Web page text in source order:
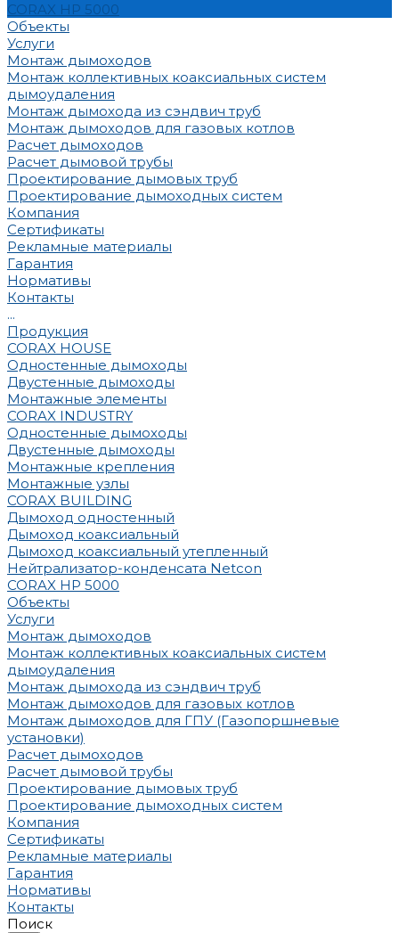
CORAX HP 5000
Объекты
Услуги
Монтаж дымоходов
Монтаж коллективных коаксиальных систем
дымоудаления
Монтаж дымохода из сэндвич труб
Монтаж дымоходов для газовых котлов
Расчет дымоходов
Расчет дымовой трубы
Проектирование дымовых труб
Проектирование дымоходных систем
Компания
Сертификаты
Рекламные материалы
Гарантия
Нормативы
Контакты
...
Продукция
CORAX HOUSE
Одностенные дымоходы
Двустенные дымоходы
Монтажные элементы
CORAX INDUSTRY
Одностенные дымоходы
Двустенные дымоходы
Монтажные крепления
Монтажные узлы
CORAX BUILDING
Дымоход одностенный
Дымоход коаксиальный
Дымоход коаксиальный утепленный
Нейтрализатор-конденсата Netcon
CORAX HP 5000
Объекты
Услуги
Монтаж дымоходов
Монтаж коллективных коаксиальных систем
дымоудаления
Монтаж дымохода из сэндвич труб
Монтаж дымоходов для газовых котлов
Монтаж дымоходов для ГПУ (Газопоршневые
установки)
Расчет дымоходов
Расчет дымовой трубы
Проектирование дымовых труб
Проектирование дымоходных систем
Компания
Сертификаты
Рекламные материалы
Гарантия
Нормативы
Контакты
Поиск